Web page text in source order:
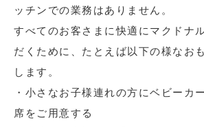
ッチンでの業務はありません。
すべてのお客さまに快適にマクドナ
だくために、たとえば以下の様なお
します。
・小さなお子様連れの方にベビーカ
席をご用意する